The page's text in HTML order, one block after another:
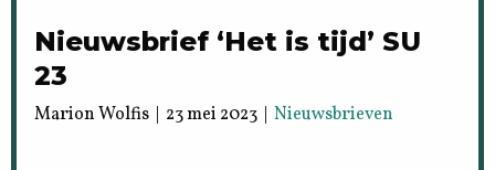
Nieuwsbrief ‘Het is tijd’ SU
23
Marion Wolfis | 23 mei 2023 |Nieuwsbrieven